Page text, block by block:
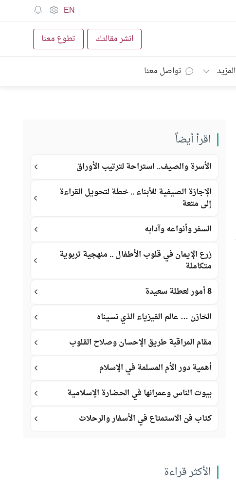
EN
انشر مقالتك تطوع معنا
المزيد تواصل معنا
اقرأ أيضاً
الأسرة والصيف.. استراحة لترتيب الأوراق
الإجازة الصيفية للأبناء .. خطة لتحويل القراءة
إلى متعة
السفر وأنواعه وآدابه
زرع الإيمان في قلوب الأطفال .. منهجية تربوية
متكاملة
8 أمور لعطلة سعيدة
الخازن … عالم الفيزياء الذي نسيناه
مقام المراقبة طريق الإحسان وصلاح القلوب
أهمية دور الأم المسلمة في الإسلام
بيوت الناس وعمرانها في الحضارة الإسلامية
كتاب فن الاستمتاع في الأسفار والرحلات
الأكثر قراءة